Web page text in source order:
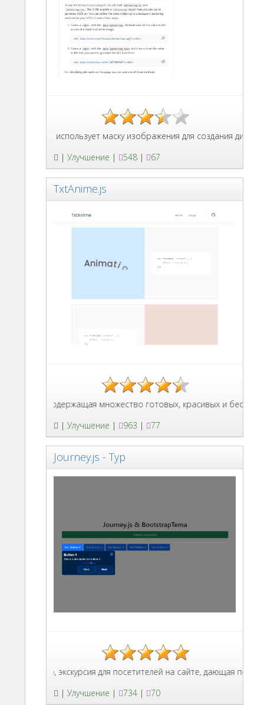
которая использует маску изображения для создания
| Улучшение | 548 | 67
TxtAnime.js
содержащая множество готовых, красивых и
| Улучшение | 963 | 77
Journey.js - Тур
сайта, экскурсия для посетителей на сайте, дающая
| Улучшение | 734 | 70